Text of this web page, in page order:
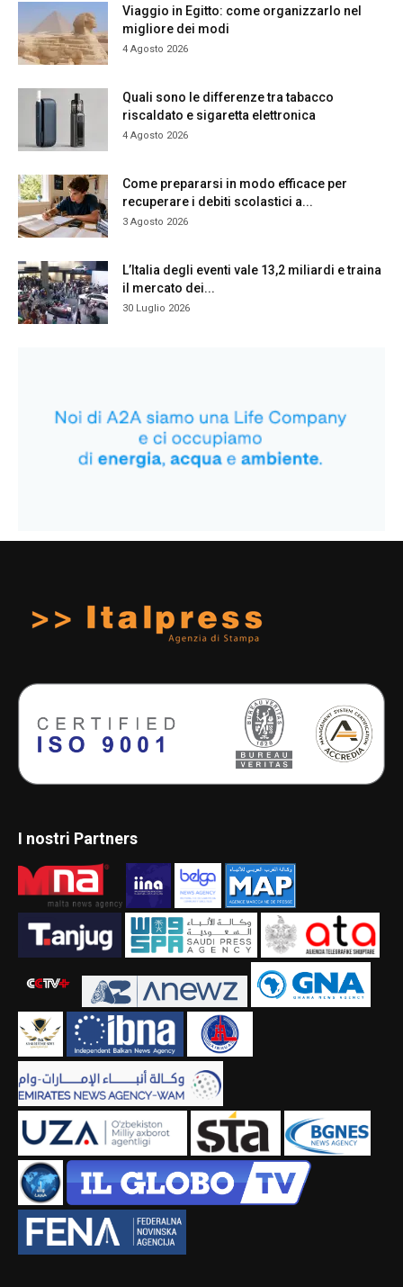
Viaggio in Egitto: come organizzarlo nel
migliore dei modi
4 Agosto 2026
Quali sono le differenze tra tabacco
riscaldato e sigaretta elettronica
4 Agosto 2026
Come prepararsi in modo efficace per
recuperare i debiti scolastici a...
3 Agosto 2026
L’Italia degli eventi vale 13,2 miliardi e traina
il mercato dei...
30 Luglio 2026
I nostri Partners